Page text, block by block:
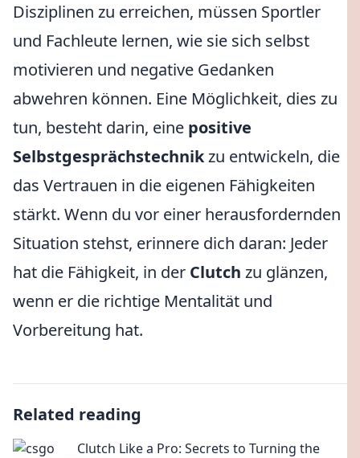
Disziplinen zu erreichen, müssen Sportler
und Fachleute lernen, wie sie sich selbst
motivieren und negative Gedanken
abwehren können. Eine Möglichkeit, dies zu
tun, besteht darin, eine positive
Selbstgesprächstechnikzu entwickeln, die
das Vertrauen in die eigenen Fähigkeiten
stärkt. Wenn du vor einer herausfordernden
Situation stehst, erinnere dich daran: Jeder
hat die Fähigkeit, in der Clutch zu glänzen,
wenn er die richtige Mentalität und
Vorbereitung hat.
Related reading
Clutch Like a Pro: Secrets to Turning the